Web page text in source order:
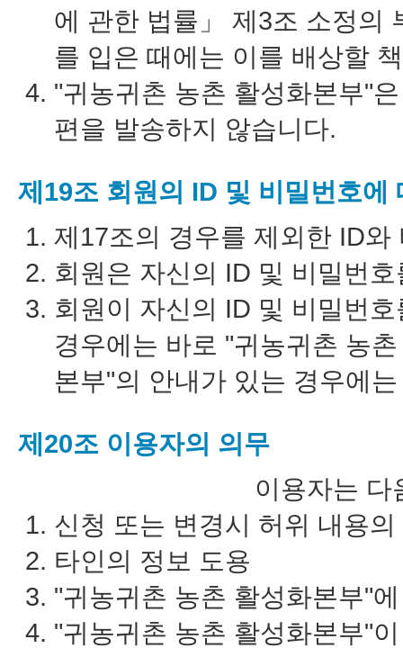
에 관한 법률」 제3조 소정의
를 입은 때에는 이를 배상할
"귀농귀촌 농촌 활성화본부"
편을 발송하지 않습니다.
제19조 회원의 ID 및 비밀번호에
제17조의 경우를 제외한 ID
회원은 자신의 ID 및 비밀번
회원이 자신의 ID 및 비밀번
경우에는 바로 "귀농귀촌 농
본부"의 안내가 있는 경우에
제20조 이용자의 의무
이용자는 다
신청 또는 변경시 허위 내용의
타인의 정보 도용
"귀농귀촌 농촌 활성화본부"
"귀농귀촌 농촌 활성화본부"